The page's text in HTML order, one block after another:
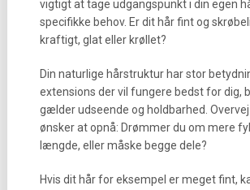
vigtigt at tage udgangspunkt i din egen
specifikke behov. Er dit hår fint og
kraftigt, glat eller krøllet?
Din naturlige hårstruktur har stor
extensions der vil fungere bedst for dig,
gælder udseende og holdbarhed.
ønsker at opnå: Drømmer du om mere
længde, eller måske begge dele?
Hvis dit hår for eksempel er meget fint,